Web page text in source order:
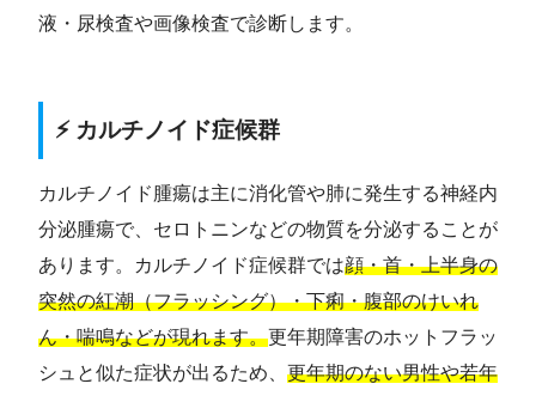
液・尿検査や画像検査で診断します。
⚡ カルチノイド症候群
カルチノイド腫瘍は主に消化管や肺に発生する神経内
分泌腫瘍で、セロトニンなどの物質を分泌することが
あります。カルチノイド症候群では顔・首・上半身の
突然の紅潮（フラッシング）・下痢・腹部のけいれ
ん・喘鳴などが現れます。更年期障害のホットフラッ
シュと似た症状が出るため、 更年期のない男性や若年